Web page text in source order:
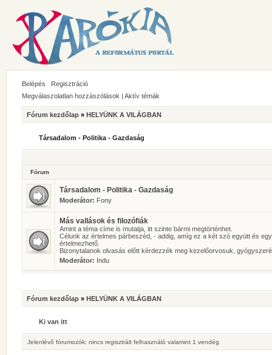
Belépés
Regisztráció
Megválaszolatlan hozzászólások | Aktív témák
Fórum kezdőlap » HELYÜNK A VILÁGBAN
Társadalom - Politika - Gazdaság
Fórum
Társadalom - Politika - Gazdaság
Moderátor: Fony
Más vallások és filozófiák
Amint a téma címe is mutatja, itt szinte bármi megtörténhet.
Célunk az értelmes párbeszéd, - addig, amíg ez a két szó együtt és
értelmezhető.
Bizonytalanok olvasás előtt kérdezzék meg kezelőorvosuk,
Moderátor: Indu
Fórum kezdőlap » HELYÜNK A VILÁGBAN
Ki van itt
Jelenlévő fórumozók: nincs regisztrált felhasználó valamint 1 vendég